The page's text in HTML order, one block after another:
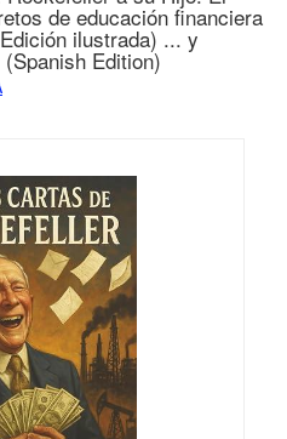
de educación financiera
ilustrada) ... y
Edition)